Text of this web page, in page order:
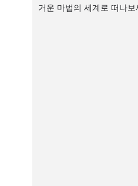
거운 마법의 세계로 떠나